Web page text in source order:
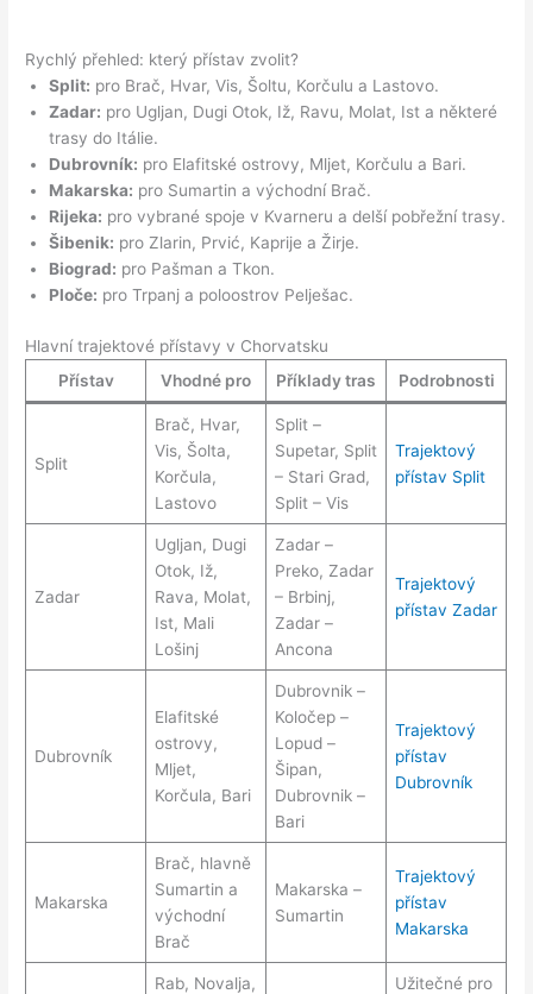
Rychlý přehled: který přístav zvolit?
Split: pro Brač, Hvar, Vis, Šoltu, Korčulu a Lastovo.
Zadar: pro Ugljan, Dugi Otok, Iž, Ravu, Molat, Ist a některé
trasy do Itálie.
Dubrovník: pro Elafitské ostrovy, Mljet, Korčulu a Bari.
Makarska: pro Sumartin a východní Brač.
Rijeka: pro vybrané spoje v Kvarneru a delší pobřežní trasy.
Šibenik: pro Zlarin, Prvić, Kaprije a Žirje.
Biograd: pro Pašman a Tkon.
Ploče: pro Trpanj a poloostrov Pelješac.
Hlavní trajektové přístavy v Chorvatsku
Přístav
Vhodné pro Příklady tras Podrobnosti
Split
Brač, Hvar,
Vis, Šolta,
Korčula,
Lastovo
Split –
Supetar, Split
– Stari Grad,
Split – Vis
Trajektový
přístav Split
Zadar
Ugljan, Dugi
Otok, Iž,
Rava, Molat,
Ist, Mali
Lošinj
Zadar –
Preko, Zadar
– Brbinj,
Zadar –
Ancona
Trajektový
přístav Zadar
Dubrovník
Elafitské
ostrovy,
Mljet,
Korčula, Bari
Dubrovnik –
Koločep –
Lopud –
Šipan,
Dubrovnik –
Bari
Trajektový
přístav
Dubrovník
Makarska
Brač, hlavně
Sumartin a
východní
Brač
Makarska –
Sumartin
Trajektový
přístav
Makarska
Rab, Novalja,
Užitečné pro